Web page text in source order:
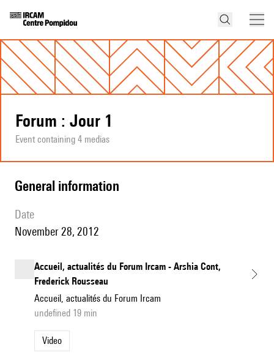
Forum : Jour 1
Event containing 4 medias
general information
date
November 28, 2012
Accueil, actualités du Forum Ircam - Arshia Cont,
Frederick Rousseau
Accueil, actualités du Forum Ircam
undefined 19 min
Video